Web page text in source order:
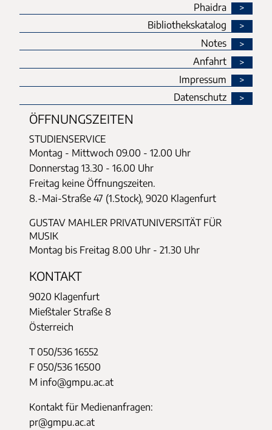
Phaidra
Bibliothekskatalog
Notes
Anfahrt
Impressum
Datenschutz
ÖFFNUNGSZEITEN
STUDIENSERVICE
Montag - Mittwoch 09.00 - 12.00 Uhr
Donnerstag 13.30 - 16.00 Uhr
Freitag keine Öffnungszeiten.
8.-Mai-Straße 47 (1.Stock), 9020 Klagenfurt
GUSTAV MAHLER PRIVATUNIVERSITÄT FÜR
MUSIK
Montag bis Freitag 8.00 Uhr - 21.30 Uhr
KONTAKT
9020 Klagenfurt
Mießtaler Straße 8
Österreich
T 050/536 16552
F 050/536 16500
M info@gmpu.ac.at
Kontakt für Medienanfragen:
pr@gmpu.ac.at